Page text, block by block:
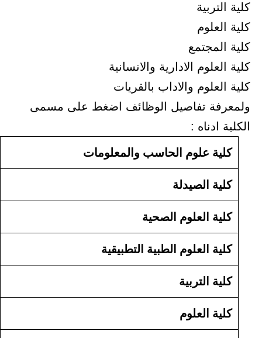
كلية التربية
كلية العلوم
كلية المجتمع
كلية العلوم الادارية والانسانية
كلية العلوم والاداب بالقريات
ولمعرفة تفاصيل الوظائف اضغط على مسمى
الكلية ادناه :
كلية علوم الحاسب والمعلومات
كلية الصيدلة
كلية العلوم الصحية
كلية العلوم الطبية التطبيقية
كلية التربية
كلية العلوم